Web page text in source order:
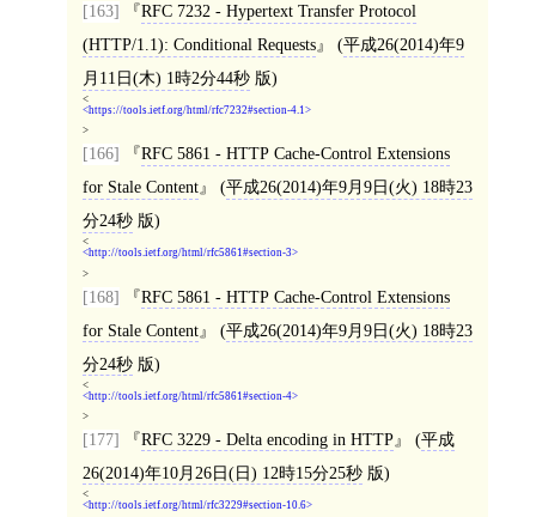
[163]
RFC 7232 - Hypertext Transfer Protocol
(HTTP/1.1): Conditional Requests
(平成26(2014)年9
月11日(木) 1時2分44秒版)
<
https://tools.ietf.org/html/rfc7232#section-4.1
>
[166]
RFC 5861 - HTTP Cache-Control Extensions
for Stale Content
(平成26(2014)年9月9日(火) 18時23
分24秒版)
<
http://tools.ietf.org/html/rfc5861#section-3
>
[168]
RFC 5861 - HTTP Cache-Control Extensions
for Stale Content
(平成26(2014)年9月9日(火) 18時23
分24秒版)
<
http://tools.ietf.org/html/rfc5861#section-4
>
[177] RFC 3229 - Delta encoding in HTTP (平成
26(2014)年10月26日(日) 12時15分25秒版)
<
http://tools.ietf.org/html/rfc3229#section-10.6